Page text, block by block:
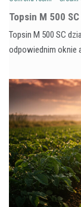
Topsin M 500
Topsin M 500 SC
odpowiednim oknie